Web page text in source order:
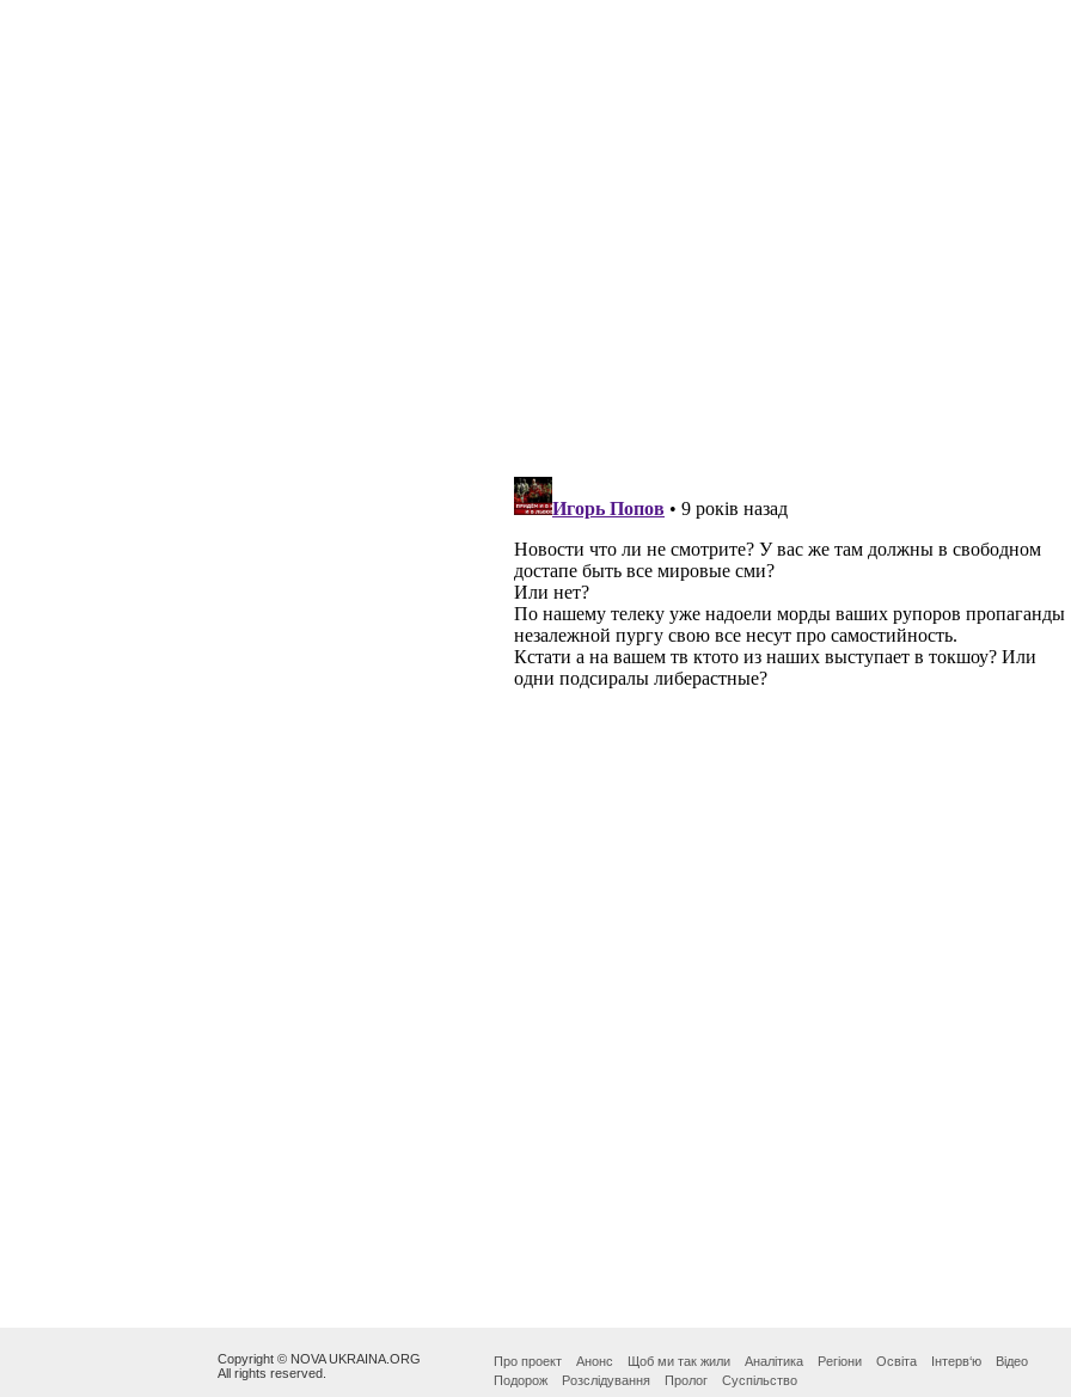
Copyright © NOVA UKRAINA.ORG
All rights reserved.
Про проект Анонс Щоб ми так жили Аналітика Регіони Освіта Інтерв‘ю
Відео
Подорож
Розслідування Пролог Суспільство